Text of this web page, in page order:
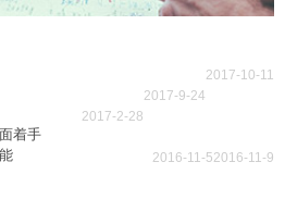
2017-10-11
2017-9-24
2017-2-28
着手
2016-11-9
2016-11-5